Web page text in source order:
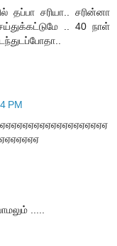
தப்பா சரியா.. சரின்னா
.. 40 நாள்
PM
.....